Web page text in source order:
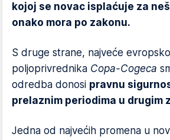
kojoj se novac isplaćuje za
onako mora po zakonu.
S druge strane, najveće
poljoprivrednika Copa-Cogeca
odredba donosi pravnu
prelaznim periodima u drugim
Jedna od najvećih promena u